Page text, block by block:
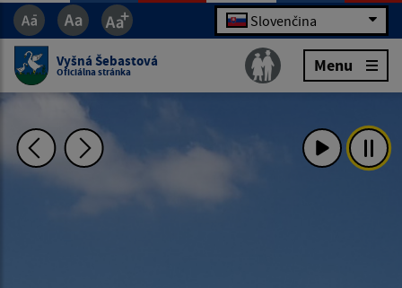
Slovenčina
Vyšná Šebastová
Oficiálna stránka Menu